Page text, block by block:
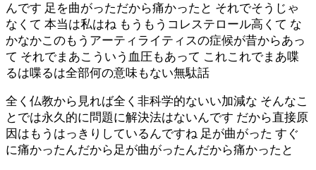
んです 足を曲がっただから痛かったと それでそうじゃ
なくて 本当は私はね もうもうコレステロール高くて な
かなかこのもうアーティライティスの症候が昔からあっ
て それでまあこういう血圧もあって これこれでまあ喋
るは喋るは全部何の意味もない無駄話
全く仏教から見れば全く非科学的ないい加減な そんなこ
とでは永久的に問題に解決法はないんです だから直接原
因はもうはっきりしているんですね 足が曲がった すぐ
に痛かったんだから足が曲がったんだから痛かったと